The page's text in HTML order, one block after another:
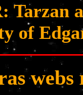
of
webs